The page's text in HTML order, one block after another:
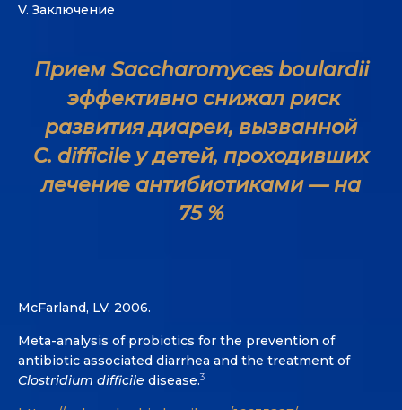
V. Заключение
Прием Saccharomyces boulardii
эффективно снижал риск
развития диареи, вызванной
C. difficile у детей, проходивших
лечение антибиотиками — на
75 %
McFarland, LV. 2006.
Meta-analysis of probiotics for the prevention of
antibiotic associated diarrhea and the treatment of
Clostridium difficile disease.3